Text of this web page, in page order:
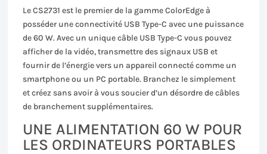
Le CS2731 est le premier de la gamme ColorEdge à
posséder une connectivité USB Type-C avec une puissance
de 60 W. Avec un unique câble USB Type-C vous pouvez
afficher de la vidéo, transmettre des signaux USB et
fournir de l’énergie vers un appareil connecté comme un
smartphone ou un PC portable. Branchez le simplement
et créez sans avoir à vous soucier d’un désordre de câbles
de branchement supplémentaires.
UNE ALIMENTATION 60 W POUR
LES ORDINATEURS PORTABLES